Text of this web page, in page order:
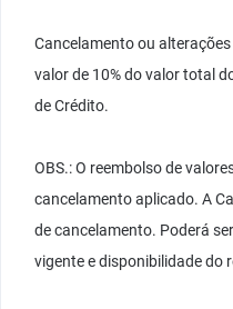
Cancelamento ou
valor de 10% do valor total
de Crédito.
OBS.: O reembolso de
cancelamento aplicado. A
de cancelamento. Poderá
vigente e disponibilidade do